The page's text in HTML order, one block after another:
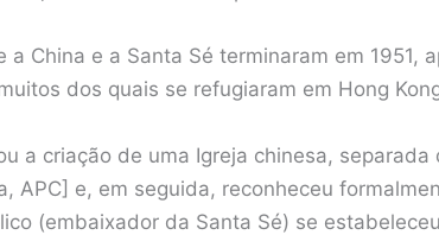
China e a Santa Sé terminaram em 1951,
dos quais se refugiaram em Hong
a criação de uma Igreja chinesa, separada
APC] e, em seguida, reconheceu
(embaixador da Santa Sé) se